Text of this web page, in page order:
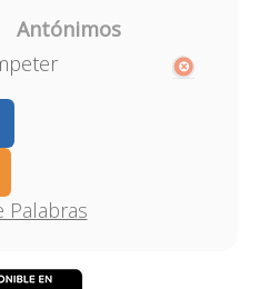
Antónimos
Palabras